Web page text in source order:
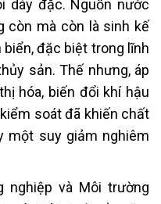
dày đặc. Nguồn nước
còn mà còn là sinh kế
đặc biệt trong lĩnh
sản. Thế nhưng, áp
hóa, biến đổi khí hậu
soát đã khiến chất
một suy giảm nghiêm
nghiệp và Môi trường